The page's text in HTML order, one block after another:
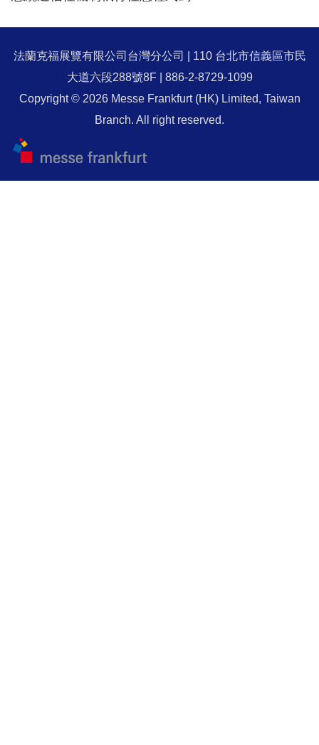
法蘭克福展覽有限公司台灣分公司 | 110 台北市信義區市民
大道六段288號8F | 886-2-8729-1099
Copyright © 2026 Messe Frankfurt (HK) Limited, Taiwan
Branch. All right reserved.